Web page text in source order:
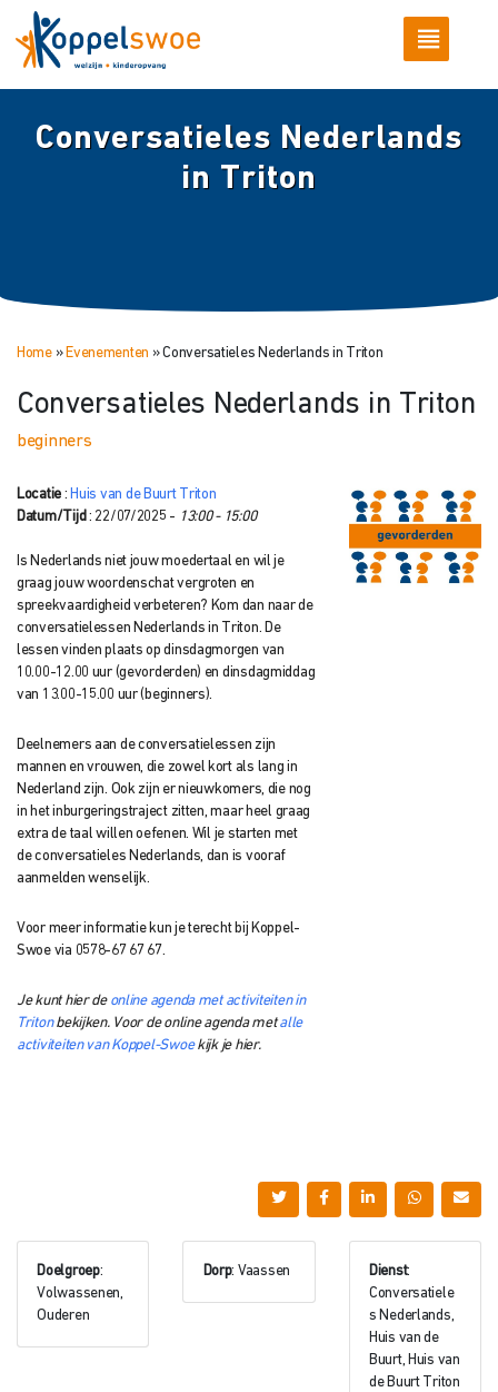
Conversatieles Nederlands
in Triton
Home» Evenementen »Conversatieles Nederlands in Triton
Conversatieles Nederlands in Triton
beginners
Locatie : Huis van de Buurt Triton
Datum/Tijd : 22/07/2025 - 13:00 - 15:00
Is Nederlands niet jouw moedertaal en wil je
graag jouw woordenschat vergroten en
spreekvaardigheid verbeteren? Kom dan naar de
conversatielessen Nederlands in Triton. De
lessen vinden plaats op dinsdagmorgen van
10.00-12.00 uur (gevorderden) en dinsdagmiddag
van 13.00-15.00 uur (beginners).
Deelnemers aan de conversatielessen zijn
mannen en vrouwen, die zowel kort als lang in
Nederland zijn. Ook zijn er nieuwkomers, die nog
in het inburgeringstraject zitten, maar heel graag
extra de taal willen oefenen. Wil je starten met
de conversatieles Nederlands, dan is vooraf
aanmelden wenselijk.
Voor meer informatie kun je terecht bij Koppel-
Swoe via 0578-67 67 67.
Je kunt hier de online agenda met activiteiten in
Tritonbekijken. Voor de online agenda metalle
activiteiten van Koppel-Swoekijk je hier.
Doelgroep:
Volwassenen,
Ouderen
Dorp: Vaassen Dienst:
Conversatiele
s Nederlands,
Huis van de
Buurt, Huis van
de Buurt Triton